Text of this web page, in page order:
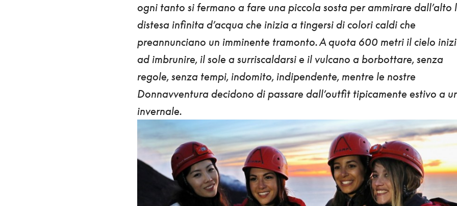
ogni tanto si fermano a fare una piccola sosta per ammirare dall’alto
distesa infinita d’acqua che inizia a tingersi di colori caldi che
preannunciano un imminente tramonto. A quota 600 metri il cielo
ad imbrunire, il sole a surriscaldarsi e il vulcano a borbottare, senza
regole, senza tempi, indomito, indipendente, mentre le nostre
Donnavventura decidono di passare dall’outfit tipicamente estivo a
invernale.